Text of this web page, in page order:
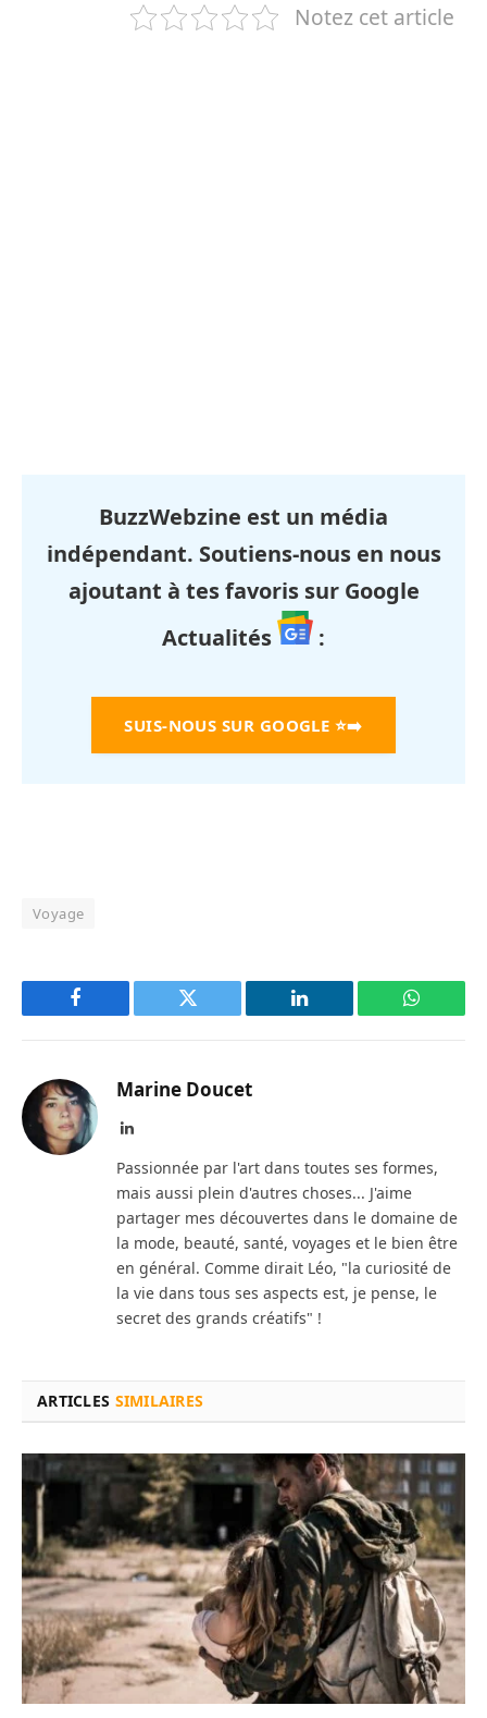
Notez cet article
BuzzWebzine est un média
indépendant. Soutiens-nous en nous
ajoutant à tes favoris sur Google
Actualités
:
SUIS-NOUS SUR GOOGLE ⭐➡️
Voyage
Facebook Twitter LinkedIn
Marine Doucet
LinkedIn
Passionnée par l'art dans toutes ses formes,
mais aussi plein d'autres choses... J'aime
partager mes découvertes dans le domaine de
la mode, beauté, santé, voyages et le bien être
en général. Comme dirait Léo, "la curiosité de
la vie dans tous ses aspects est, je pense, le
secret des grands créatifs" !
ARTICLES SIMILAIRES